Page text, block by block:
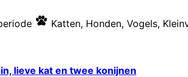
Katten, Honden, Vogels,
lieve kat en twee konijnen